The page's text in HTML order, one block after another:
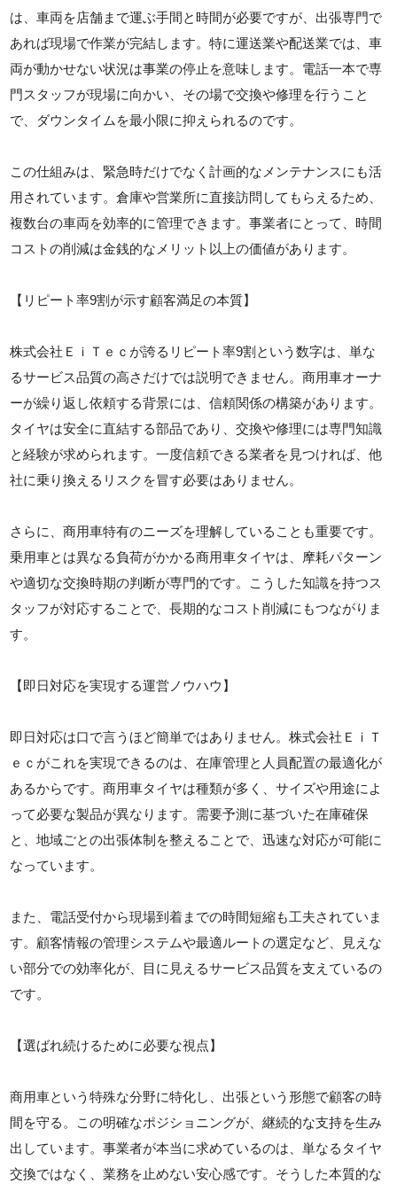
は、車両を店舗まで運ぶ手間と時間が必要ですが、出張専門で
あれば現場で作業が完結します。特に運送業や配送業では、車
両が動かせない状況は事業の停止を意味します。電話一本で専
門スタッフが現場に向かい、その場で交換や修理を行うこと
で、ダウンタイムを最小限に抑えられるのです。
この仕組みは、緊急時だけでなく計画的なメンテナンスにも活
用されています。倉庫や営業所に直接訪問してもらえるため、
複数台の車両を効率的に管理できます。事業者にとって、時間
コストの削減は金銭的なメリット以上の価値があります。
【リピート率9割が示す顧客満足の本質】
株式会社ＥｉＴｅｃが誇るリピート率9割という数字は、単な
るサービス品質の高さだけでは説明できません。商用車オーナ
ーが繰り返し依頼する背景には、信頼関係の構築があります。
タイヤは安全に直結する部品であり、交換や修理には専門知識
と経験が求められます。一度信頼できる業者を見つければ、他
社に乗り換えるリスクを冒す必要はありません。
さらに、商用車特有のニーズを理解していることも重要です。
乗用車とは異なる負荷がかかる商用車タイヤは、摩耗パターン
や適切な交換時期の判断が専門的です。こうした知識を持つス
タッフが対応することで、長期的なコスト削減にもつながりま
す。
【即日対応を実現する運営ノウハウ】
即日対応は口で言うほど簡単ではありません。株式会社ＥｉＴ
ｅｃがこれを実現できるのは、在庫管理と人員配置の最適化が
あるからです。商用車タイヤは種類が多く、サイズや用途によ
って必要な製品が異なります。需要予測に基づいた在庫確保
と、地域ごとの出張体制を整えることで、迅速な対応が可能に
なっています。
また、電話受付から現場到着までの時間短縮も工夫されていま
す。顧客情報の管理システムや最適ルートの選定など、見えな
い部分での効率化が、目に見えるサービス品質を支えているの
です。
【選ばれ続けるために必要な視点】
商用車という特殊な分野に特化し、出張という形態で顧客の時
間を守る。この明確なポジショニングが、継続的な支持を生み
出しています。事業者が本当に求めているのは、単なるタイヤ
交換ではなく、業務を止めない安心感です。そうした本質的な